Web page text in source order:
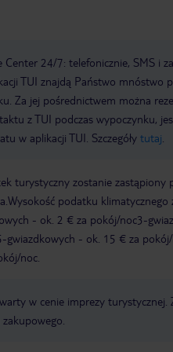
Center 24/7: telefonicznie, SMS i za
TUI znajdą Państwo mnóstwo
Za jej pośrednictwem można
z TUI podczas wypoczynku,
w aplikacji TUI. Szczegóły tutaj
turystyczny zostanie zastąpiony
podatku klimatycznego
- ok. 2 € za pokój/noc3-
- ok. 15 € za
noc.
w cenie imprezy turystycznej.